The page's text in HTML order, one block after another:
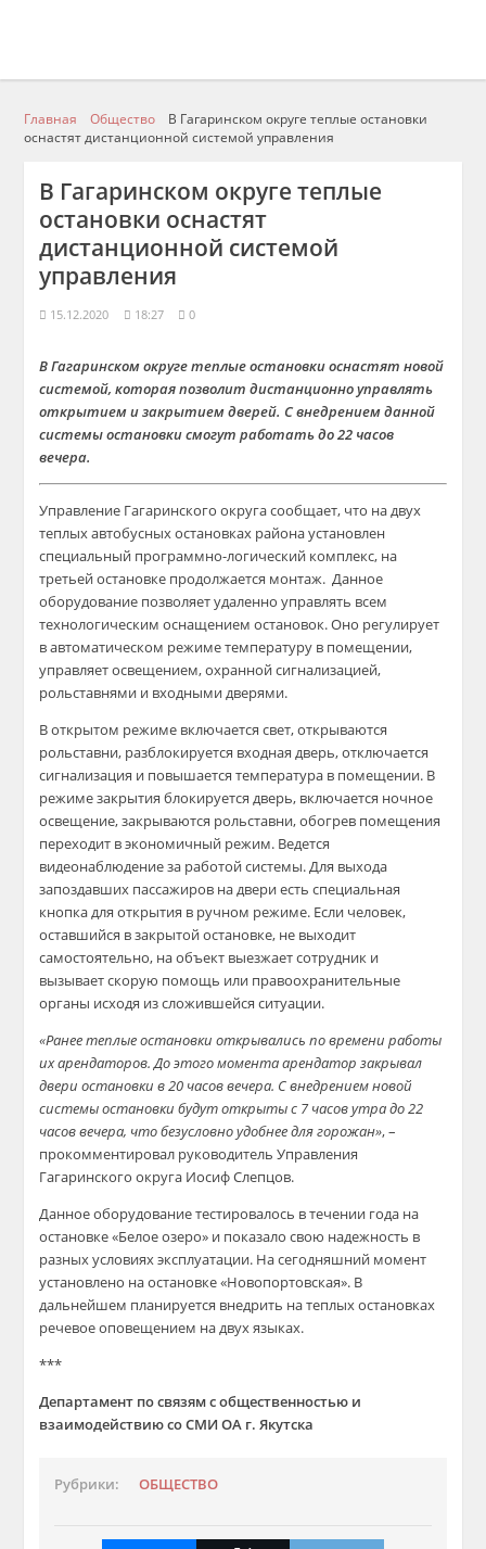
Главная Общество
В Гагаринском округе теплые остановки
оснастят дистанционной системой управления
В Гагаринском округе теплые
остановки оснастят
дистанционной системой
управления
15.12.2020 18:27 0
В Гагаринском округе теплые остановки оснастят новой
системой, которая позволит дистанционно управлять
открытием и закрытием дверей. С внедрением данной
системы остановки смогут работать до 22 часов
вечера.
Управление Гагаринского округа сообщает, что на двух
теплых автобусных остановках района установлен
специальный программно-логический комплекс, на
третьей остановке продолжается монтаж. Данное
оборудование позволяет удаленно управлять всем
технологическим оснащением остановок. Оно регулирует
в автоматическом режиме температуру в помещении,
управляет освещением, охранной сигнализацией,
рольставнями и входными дверями.
В открытом режиме включается свет, открываются
рольставни, разблокируется входная дверь, отключается
сигнализация и повышается температура в помещении. В
режиме закрытия блокируется дверь, включается ночное
освещение, закрываются рольставни, обогрев помещения
переходит в экономичный режим. Ведется
видеонаблюдение за работой системы. Для выхода
запоздавших пассажиров на двери есть специальная
кнопка для открытия в ручном режиме. Если человек,
оставшийся в закрытой остановке, не выходит
самостоятельно, на объект выезжает сотрудник и
вызывает скорую помощь или правоохранительные
органы исходя из сложившейся ситуации.
«Ранее теплые остановки открывались по времени работы
их арендаторов. До этого момента арендатор закрывал
двери остановки в 20 часов вечера. С внедрением новой
системы остановки будут открыты с 7 часов утра до 22
часов вечера, что безусловно удобнее для горожан», –
прокомментировал руководитель Управления
Гагаринского округа Иосиф Слепцов.
Данное оборудование тестировалось в течении года на
остановке «Белое озеро» и показало свою надежность в
разных условиях эксплуатации. На сегодняшний момент
установлено на остановке «Новопортовская». В
дальнейшем планируется внедрить на теплых остановках
речевое оповещением на двух языках.
***
Департамент по связям с общественностью и
взаимодействию со СМИ ОА г. Якутска
Рубрики: ОБЩЕСТВО